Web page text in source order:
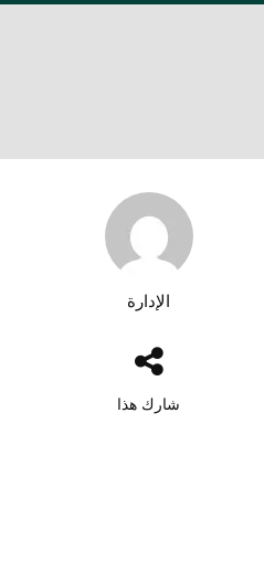
الإدارة
شارك هذا